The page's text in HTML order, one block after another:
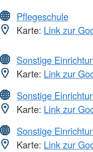
Pflegeschule
Karte: Link zur
Sonstige
Karte: Link zur
Sonstige
Karte: Link zur
Sonstige
Karte: Link zur